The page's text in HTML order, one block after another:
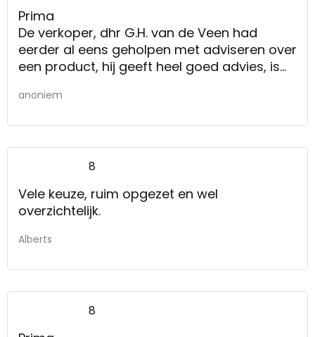
Prima
De verkoper, dhr G.H. van de Veen had
eerder al eens geholpen met adviseren over
een product, hij geeft heel goed advies, is
alleen maar wil verkopen, daarom heb ik nu
anoniem
8
Vele keuze, ruim opgezet en wel
overzichtelijk.
Alberts
8